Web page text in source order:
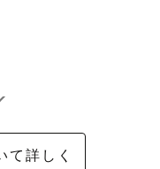
がら、
て詳しく